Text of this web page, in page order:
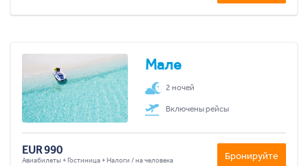
Мале
2 ночей
Включены рейсы
EUR 990
Авиабилеты + Гостиница + Налоги / на человека Бронируйте